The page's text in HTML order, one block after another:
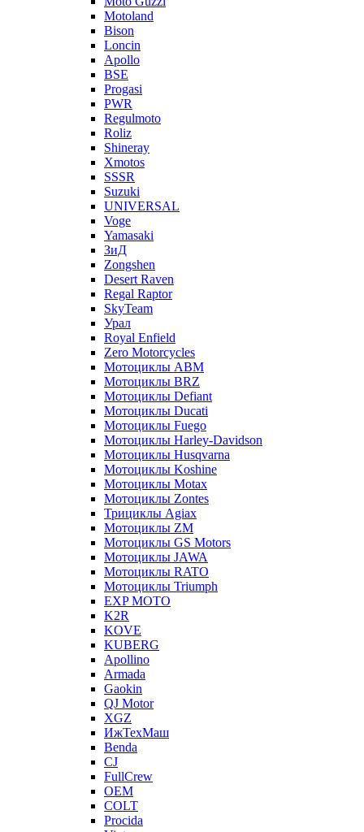
Motoland
Bison
Loncin
Apollo
BSE
Progasi
PWR
Regulmoto
Roliz
Shineray
Xmotos
SSSR
Suzuki
UNIVERSAL
Voge
Yamasaki
ЗиД
Zongshen
Desert Raven
Regal Raptor
SkyTeam
Урал
Royal Enfield
Zero Motorcycles
Мотоциклы ABM
Мотоциклы BRZ
Мотоциклы Defiant
Мотоциклы Ducati
Мотоциклы Fuego
Мотоциклы Harley-Davidson
Мотоциклы Husqvarna
Мотоциклы Koshine
Мотоциклы Motax
Мотоциклы Zontes
Трициклы Agiax
Мотоциклы ZM
Мотоциклы GS Motors
Мотоциклы JAWA
Мотоциклы RATO
Мотоциклы Triumph
EXP MOTO
K2R
KOVE
KUBERG
Apollino
Armada
Gaokin
QJ Motor
XGZ
ИжТехМаш
Benda
CJ
FullCrew
OEM
COLT
Procida